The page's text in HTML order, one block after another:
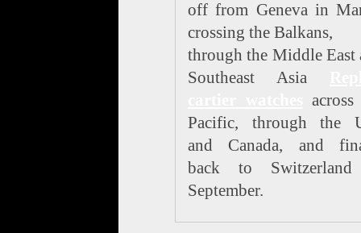
off from Geneva in
crossing the Balkans,
through the Middle East
Southeast Asia
Pacific, through the
and Canada, and
back to
September.